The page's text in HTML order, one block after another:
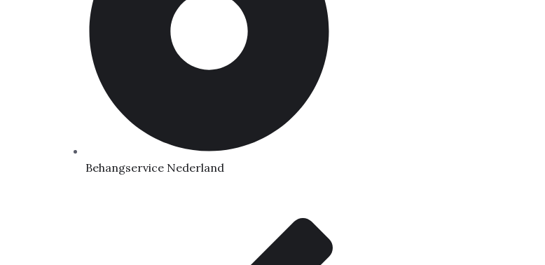
Behangservice Nederland